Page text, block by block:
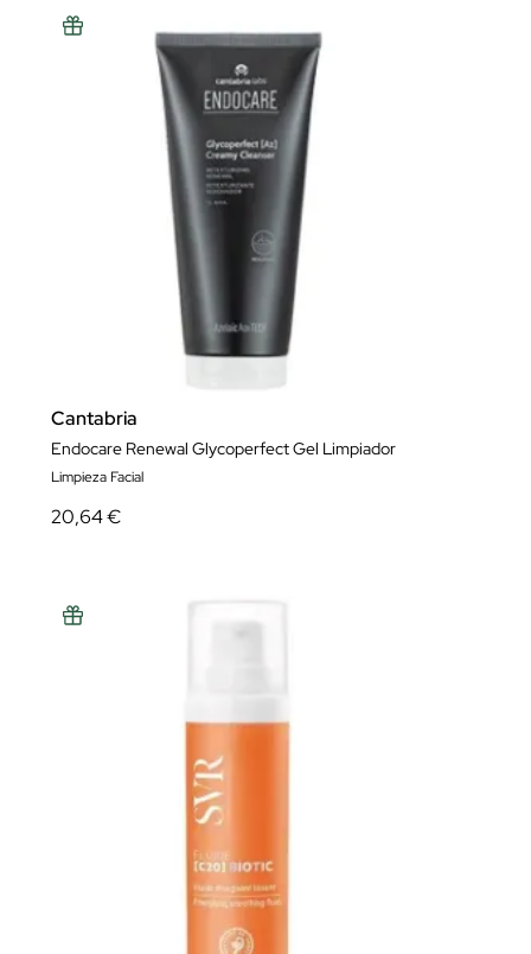
Cantabria
Endocare Renewal Glycoperfect Gel Limpiador
Limpieza Facial
20,64 €